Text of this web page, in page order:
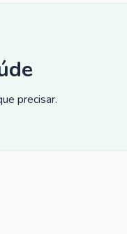
precisar.